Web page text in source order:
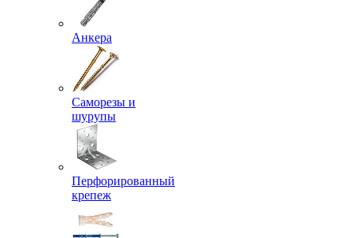
Анкера
Саморезы и
шурупы
Перфорированный
крепеж